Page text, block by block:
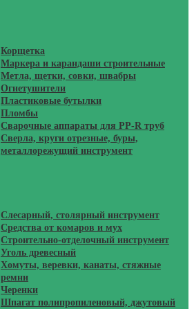
Корщетка
Маркера и карандаши строительные
Метла, щетки, совки, швабры
Огнетушители
Пластиковые бутылки
Пломбы
Сварочные аппараты для PP-R труб
Сверла, круги отрезные, буры,
металлорежущий инструмент
Слесарный, столярный инструмент
Средства от комаров и мух
Строительно-отделочный инструмент
Уголь древесный
Хомуты, веревки, канаты, стяжные
ремни
Черенки
Шпагат полипропиленовый, джутовый